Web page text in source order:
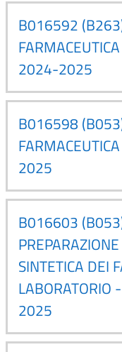
B016592
2024-2025
B016598
2025
B016603
SINTETICA DEI
2025